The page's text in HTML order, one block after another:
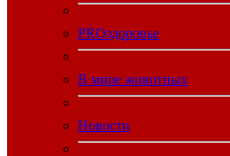
PROздоровье
В мире животных
Новости